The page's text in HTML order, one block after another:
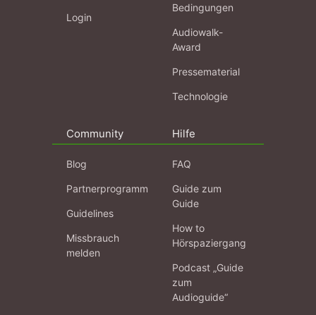
Login
Bedingungen
Audiowalk-
Award
Pressematerial
Technologie
Community
Blog
Partnerprogramm
Guidelines
Missbrauch
melden
Hilfe
FAQ
Guide zum
Guide
How to
Hörspaziergang
Podcast „Guide
zum
Audioguide“